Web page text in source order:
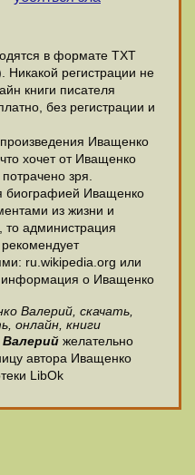
в формате ТХТ
Никакой регистрации не
книги писателя
без регистрации и
Иващенко
хочет от Иващенко
зря.
биографией Иващенко
из жизни и
то администрация
ru.wikipedia.org или
информация о Иващенко
Валерий, скачать,
онлайн, книги
желательно
автора Иващенко
LibOk